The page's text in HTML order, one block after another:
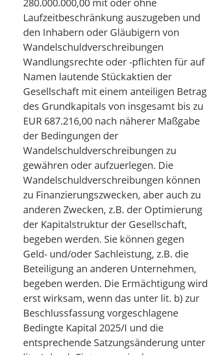
280.000.000,00 mit oder ohne
Laufzeitbeschränkung auszugeben und
den Inhabern oder Gläubigern von
Wandelschuldverschreibungen
Wandlungsrechte oder -pflichten für auf
Namen lautende Stückaktien der
Gesellschaft mit einem anteiligen Betrag
des Grundkapitals von insgesamt bis zu
EUR 687.216,00 nach näherer Maßgabe
der Bedingungen der
Wandelschuldverschreibungen zu
gewähren oder aufzuerlegen. Die
Wandelschuldverschreibungen können
zu Finanzierungszwecken, aber auch zu
anderen Zwecken, z.B. der Optimierung
der Kapitalstruktur der Gesellschaft,
begeben werden. Sie können gegen
Geld- und/oder Sachleistung, z.B. die
Beteiligung an anderen Unternehmen,
begeben werden. Die Ermächtigung wird
erst wirksam, wenn das unter lit. b) zur
Beschlussfassung vorgeschlagene
Bedingte Kapital 2025/I und die
entsprechende Satzungsänderung unter